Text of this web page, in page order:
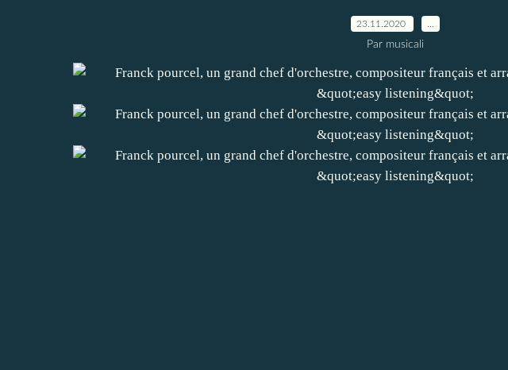
23.11.2020
Par musicali